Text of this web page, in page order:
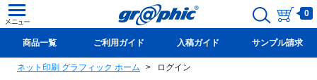
0
商品一覧 ご利用ガイド 入稿ガイド サンプル請求
新規会員登録(無料)
ネット印刷 グラフィック ホーム ログイン